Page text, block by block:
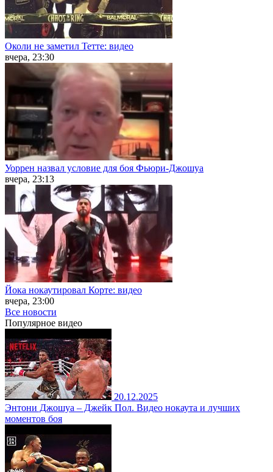
Околи не заметил Тетте: видео
вчера, 23:30
Уоррен назвал условие для боя Фьюри-Джошуа
вчера, 23:13
Йока нокаутировал Корте: видео
вчера, 23:00
Все новости
Популярное видео
20.12.2025
Энтони Джошуа – Джейк Пол. Видео нокаута и лучших
моментов боя